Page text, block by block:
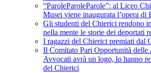
“ParoleParoleParole”: al Liceo
Musei viene inaugurata l’opera di
Gli studenti del Chierici rendono
nella mente le storie dei deportati
I ragazzi del Chierici premiati dal
Il Comitato Pari Opportunità delle
Avvocati avrà un logo, lo hanno
del Chierici